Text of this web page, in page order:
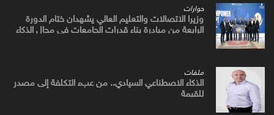
حوارات
وزيرا الاتصالات والتعليم العالي يشهدان ختام الدورة
الرابعة من مبادرة بناء قدرات الجامعات في مجال الذكاء
ملفات
الذكاء الاصطناعي السيادي.. من عبء التكلفة إلى مصدر
للقيمة